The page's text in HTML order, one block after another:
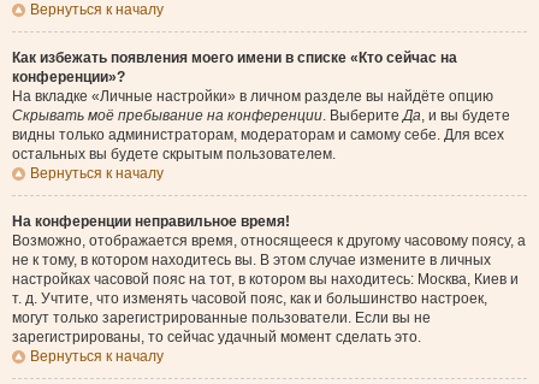
Вернуться к началу
Как избежать появления моего имени в списке «Кто сейчас на
конференции»?
На вкладке «Личные настройки» в личном разделе вы найдёте опцию
Скрывать моё пребывание на конференции. ВыберитеДа, и вы будете
видны только администраторам, модераторам и самому себе. Для всех
остальных вы будете скрытым пользователем.
Вернуться к началу
На конференции неправильное время!
Возможно, отображается время, относящееся к другому часовому поясу, а
не к тому, в котором находитесь вы. В этом случае измените в личных
настройках часовой пояс на тот, в котором вы находитесь: Москва, Киев и
т. д. Учтите, что изменять часовой пояс, как и большинство настроек,
могут только зарегистрированные пользователи. Если вы не
зарегистрированы, то сейчас удачный момент сделать это.
Вернуться к началу